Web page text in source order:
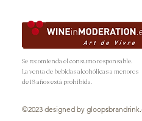
Se recomienda el consumo responsable.
La venta de bebidas alcohólicas a menores
de 18 años está prohibida.
©2023 designed by